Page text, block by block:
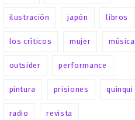
ilustración japón libros
los críticos mujer música
outsider performance
pintura prisiones quinqui
radio revista